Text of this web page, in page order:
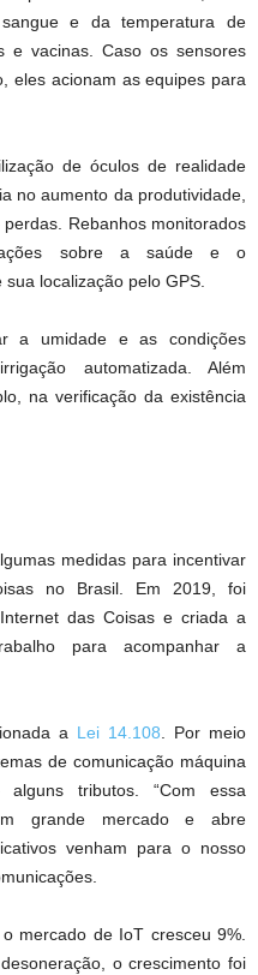
e da temperatura de
e vacinas. Caso os sensores
eles acionam as equipes para
de óculos de realidade
no aumento da produtividade,
Rebanhos monitorados
sobre a saúde e o
localização pelo GPS.
a umidade e as condições
automatizada. Além
na verificação da existência
medidas para incentivar
no Brasil. Em 2019, foi
das Coisas e criada a
para acompanhar a
a Lei 14.108 . Por meio
de comunicação máquina
tributos. “Com essa
grande mercado e abre
venham para o nosso
mercado de IoT cresceu 9%.
o crescimento foi